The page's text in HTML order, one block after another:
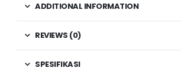
ADDITIONAL INFORMATION
REVIEWS (0)
SPESIFIKASI